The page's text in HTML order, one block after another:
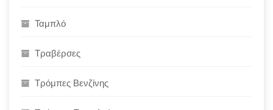
Ταμπλό
Τραβέρσες
Τρόμπες Βενζίνης